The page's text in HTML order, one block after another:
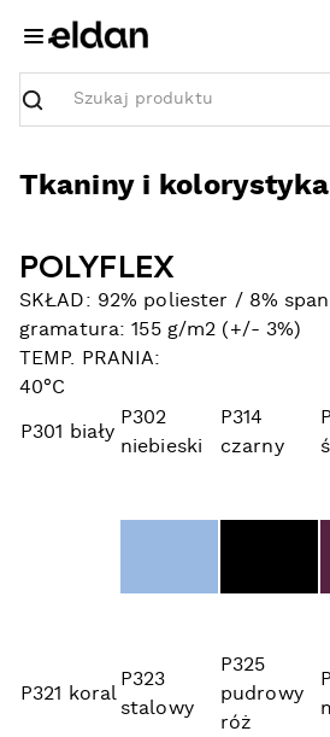
Szukaj
Tkaniny i kolorystyka
POLYFLEX
SKŁAD: 92% poliester / 8%
gramatura: 155 g/m2 (+/- 3%)
TEMP. PRANIA:
40°C
P301 biały
P302
niebieski
P314
czarny
P321 koral
P323
stalowy
P325
pudrowy
róż